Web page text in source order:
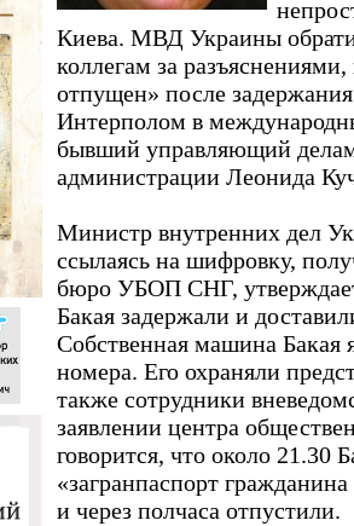
Киева. МВД Украины
коллегам за
отпущен» после
Интерполом в
бывший управляющий
администрации Леонида
Министр внутренних дел
ссылаясь на шифровку,
бюро УБОП СНГ,
Бакая задержали и
Собственная машина Бакая
номера. Его охраняли
также сотрудники
заявлении центра
говорится, что около 21.30
«загранпаспорт
и через полчаса отпустили.